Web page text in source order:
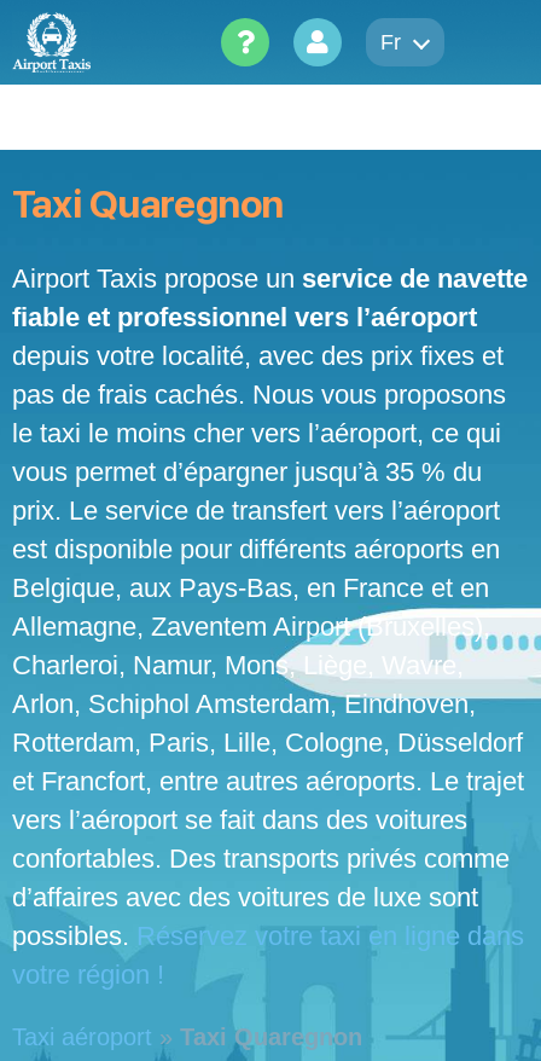
content
Fr
Taxi Quaregnon
Airport Taxis propose un service de navette
fiable et professionnel vers l’aéroport
depuis votre localité, avec des prix fixes et
pas de frais cachés. Nous vous proposons
le taxi le moins cher vers l’aéroport, ce qui
vous permet d’épargner jusqu’à 35 % du
prix. Le service de transfert vers l’aéroport
est disponible pour différents aéroports en
Belgique, aux Pays-Bas, en France et en
Allemagne, Zaventem Airport (Bruxelles),
Charleroi, Namur, Mons, Liège, Wavre,
Arlon, Schiphol Amsterdam, Eindhoven,
Rotterdam, Paris, Lille, Cologne, Düsseldorf
et Francfort, entre autres aéroports. Le trajet
vers l’aéroport se fait dans des voitures
confortables. Des transports privés comme
d’affaires avec des voitures de luxe sont
possibles. Réservez votre taxi en ligne dans
votre région !
Taxi aéroport » Taxi Quaregnon